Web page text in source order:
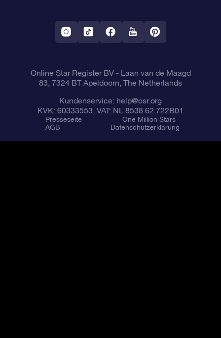
VR-App „Fliege mich zu den Sternen“
Sternbilder
Online Star Register BV- Laan van de Maagd
83, 7324 BT Apeldoorn, The Netherlands
Kundenservice: help@osr.org
KVK: 60333553, VAT: NL 8538.62.722B01
Presseseite
One Million Stars
AGB
Datenschutzerklärung